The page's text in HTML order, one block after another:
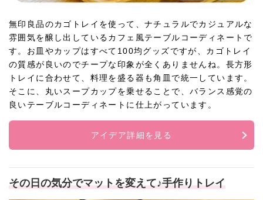
無印良品のカゴトレイを使って、ナチュラルでカジュアルな
雰囲気を醸し出しているカフェ風テーブルコーディネートで
す。お皿やカップはすべて100均グッズですが、カゴトレイ
の質感が良いのでチープな印象が全くありませんね。長方形
トレイに合わせて、料理を盛る器も角皿で統一しています。
そこに、丸いスープカップを乗せることで、バランス感覚の
良いテーブルコーディネートに仕上がっています。
アイデア詳細を見る
その日の気分でマットを変えて♪手作りトレイ